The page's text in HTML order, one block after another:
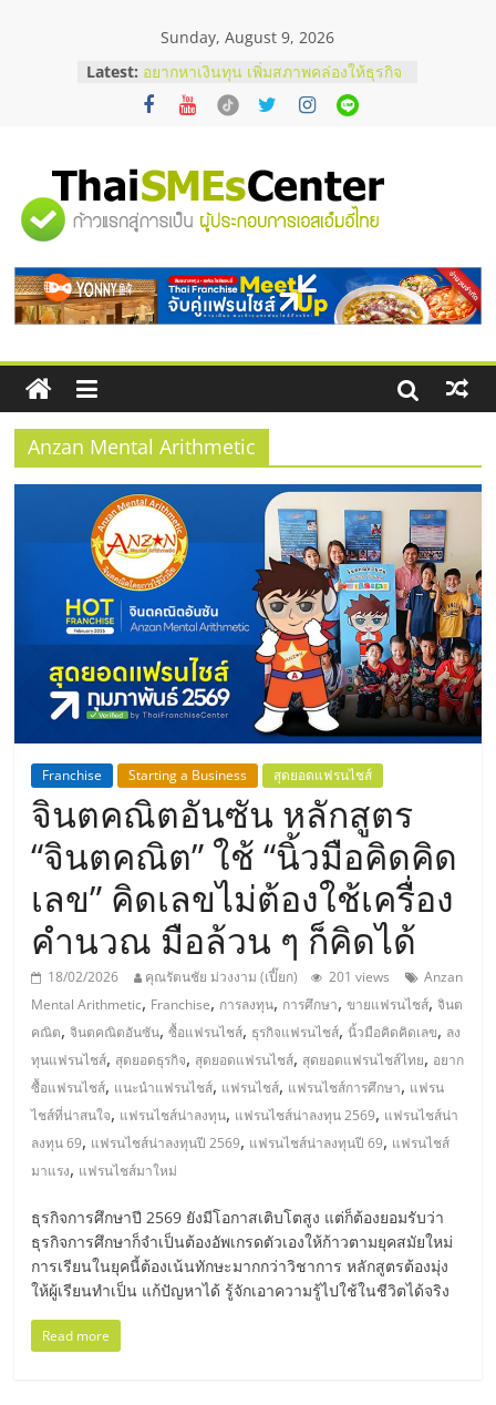
Sunday, August 9, 2026
Latest: อยากหาเงินทุน เพิ่มสภาพคล่องให้ธุรกิจ
เริ่มยังไงให้ผ่านฉลุย
สัมมนาออนไลน์ โอกาสบริหารสถานี
ThaiFranchise Meet Up จับคู่แฟรน
ไชส์ ครั้งที่ 8
ร้านเครื่องเสียงคุณภาพสูง พร้อม
บริษัท Cybersecurity ในไทยที่ไหนดี?
วิธีเลือกผู้ให้บริการให้คุ้มค่าและตอบ
โจทย์ธุรกิจ
"ศูนย์
รวม
ข้อมูล
ธุรกิจ
SME
แห่ง
ประเทศไทย,
ThaiSMEsCenter,
รวม
ธุรกิจ
เอ
ส
เอ็
มอี
ไทย,
SMEs,
แฟ
รน
ไชส์,
Anzan Mental Arithmetic
Franchise Starting a Business สุดยอดแฟรนไชส์
จินตคณิตอันซัน หลักสูตร
“จินตคณิต” ใช้ “นิ้วมือคิดคิด
เลข” คิดเลขไม่ต้องใช้เครื่อง
คำนวณ มือล้วน ๆ ก็คิดได้
18/02/2026 คุณรัตนชัย ม่วงงาม (เปี๊ยก) 201 views
Anzan
Mental Arithmetic, Franchise, การลงทุน, การศึกษา,ขายแฟรนไชส์,จินต
คณิต,จินตคณิตอันซัน,ซื้อแฟรนไชส์, ธุรกิจแฟรนไชส์,นิ้วมือคิดคิดเลข, ลง
ทุนแฟรนไชส์, สุดยอดธุรกิจ, สุดยอดแฟรนไชส์, สุดยอดแฟรนไชส์ไทย, อยาก
ซื้อแฟรนไชส์, แนะนำแฟรนไชส์, แฟรนไชส์, แฟรนไชส์การศึกษา, แฟรน
ไชส์ที่น่าสนใจ, แฟรนไชส์น่าลงทุน, แฟรนไชส์น่าลงทุน 2569, แฟรนไชส์น่า
ลงทุน 69, แฟรนไชส์น่าลงทุนปี 2569, แฟรนไชส์น่าลงทุนปี 69, แฟรนไชส์
มาแรง, แฟรนไชส์มาใหม่
ธุรกิจการศึกษาปี 2569 ยังมีโอกาสเติบโตสูง แต่ก็ต้องยอมรับว่า
ธุรกิจการศึกษาก็จำเป็นต้องอัพเกรดตัวเองให้ก้าวตามยุคสมัยใหม่
การเรียนในยุคนี้ต้องเน้นทักษะมากกว่าวิชาการ หลักสูตรต้องมุ่ง
ให้ผู้เรียนทำเป็น แก้ปัญหาได้ รู้จักเอาความรู้ไปใช้ในชีวิตได้จริง
Read more